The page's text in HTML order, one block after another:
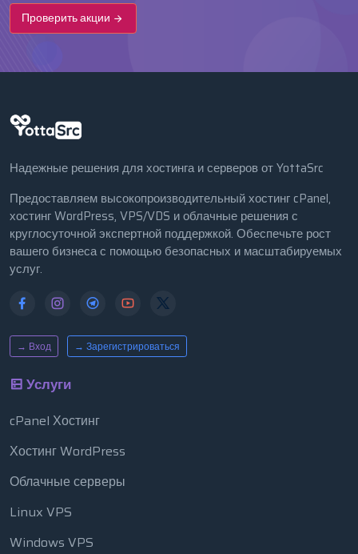
Проверить акции
Надежные решения для хостинга и серверов от YottaSrc
Предоставляем высокопроизводительный хостинг cPanel,
хостинг WordPress, VPS/VDS и облачные решения с
круглосуточной экспертной поддержкой. Обеспечьте рост
вашего бизнеса с помощью безопасных и масштабируемых
услуг.
→ Вход → Зарегистрироваться
Услуги
cPanel Хостинг
Хостинг WordPress
Облачные серверы
Linux VPS
Windows VPS